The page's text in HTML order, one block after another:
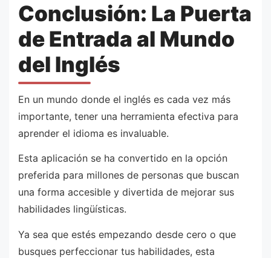
Conclusión: La Puerta
de Entrada al Mundo
del Inglés
En un mundo donde el inglés es cada vez más
importante, tener una herramienta efectiva para
aprender el idioma es invaluable.
Esta aplicación se ha convertido en la opción
preferida para millones de personas que buscan
una forma accesible y divertida de mejorar sus
habilidades lingüísticas.
Ya sea que estés empezando desde cero o que
busques perfeccionar tus habilidades, esta